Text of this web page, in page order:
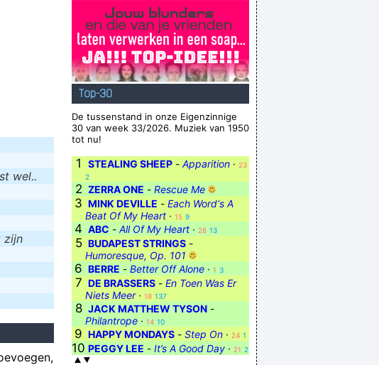
wel..
zijn
Top-30
De tussenstand in onze Eigenzinnige
30 van week 33/2026. Muziek van 1950
tot nu!
1 STEALING SHEEP - Apparition · 23
2
2 ZERRA ONE - Rescue Me
3 MINK DEVILLE - Each Word‘s A
Beat Of My Heart · 15 9
4 ABC - All Of My Heart · 28 13
5 BUDAPEST STRINGS -
Humoresque, Op. 101
6 BERRE - Better Off Alone · 1 3
7 DE BRASSERS - En Toen Was Er
Niets Meer· 18 137
8 JACK MATTHEW TYSON -
Philantrope · 14 10
9 HAPPY MONDAYS - Step On · 24 1
10 PEGGY LEE - It’s A Good Day · 21 2